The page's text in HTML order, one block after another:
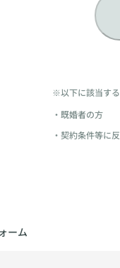
※以下に該当する
・既婚者の方
・契約条件等に
ーム